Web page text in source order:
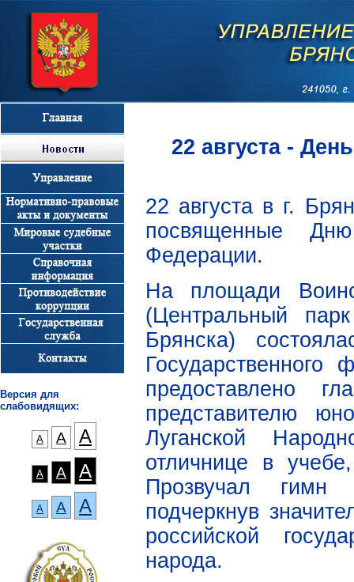
Версия для
слабовидящих:
А А А
А А А
А А А
22 августа -
22 августа в г.
посвященные Дню
Федерации.
На площади
(Центральный
Брянска)
предоставлено
представителю
Луганской
отличнице в
Прозвучал
подчеркнув
российской
народа.